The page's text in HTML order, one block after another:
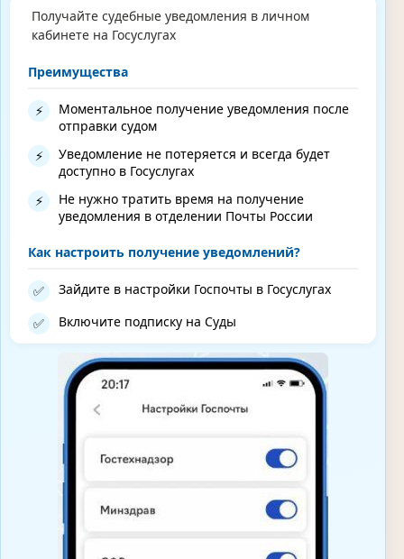
Получайте судебные уведомления в личном
кабинете на Госуслугах
Преимущества
⚡
Моментальное получение уведомления после
отправки судом
⚡
Уведомление не потеряется и всегда будет
доступно в Госуслугах
⚡
Не нужно тратить время на получение
уведомления в отделении Почты России
Как настроить получение уведомлений?
✅ Зайдите в настройки Госпочты в Госуслугах
✅ Включите подписку на Суды